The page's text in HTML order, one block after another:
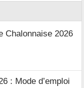
Chalonnaise 2026
: Mode d’emploi